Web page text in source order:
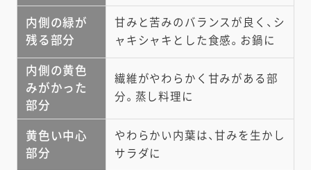
内側の緑が
残る部分
甘みと苦みのバランスが良く、シ
ャキシャキとした食感。お鍋に
内側の黄色
みがかった
部分
繊維がやわらかく甘みがある部
分。蒸し料理に
黄色い中心
部分
やわらかい内葉は、甘みを生かし
サラダに